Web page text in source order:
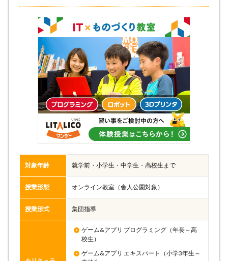
対象年齢 就学前・小学生・中学生・高校生まで
授業形態 オンライン教室（舎人公園対象）
授業形式 集団指導
ゲーム&アプリ プログラミング（年長～高
校生）
ゲーム&アプリ エキスパート（小学3年生～